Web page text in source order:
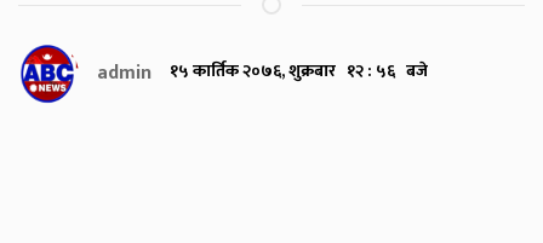
admin १५ कार्तिक २०७६, शुक्रबार १२ : ५६ बजे